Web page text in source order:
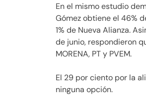
En el mismo estudio
Gómez obtiene el 46%
1% de Nueva Alianza.
de junio, respondieron
MORENA, PT y PVEM.
El 29 por ciento por la
ninguna opción.